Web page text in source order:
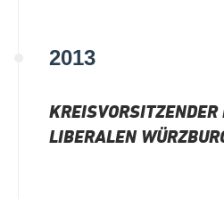
2013
KREISVORSITZENDER
LIBERALEN